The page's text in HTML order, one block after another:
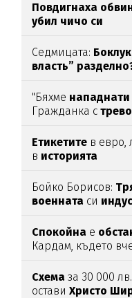
Повдигнаха
убил чичо си
Седмицата:
власть”
"Бяхме нападнати
Гражданка с
Етикетите в евро,
в историята
Бойко Борисов:
военната си
Спокойна е
Кардам, където
Схема за 30 000
оставиХристо